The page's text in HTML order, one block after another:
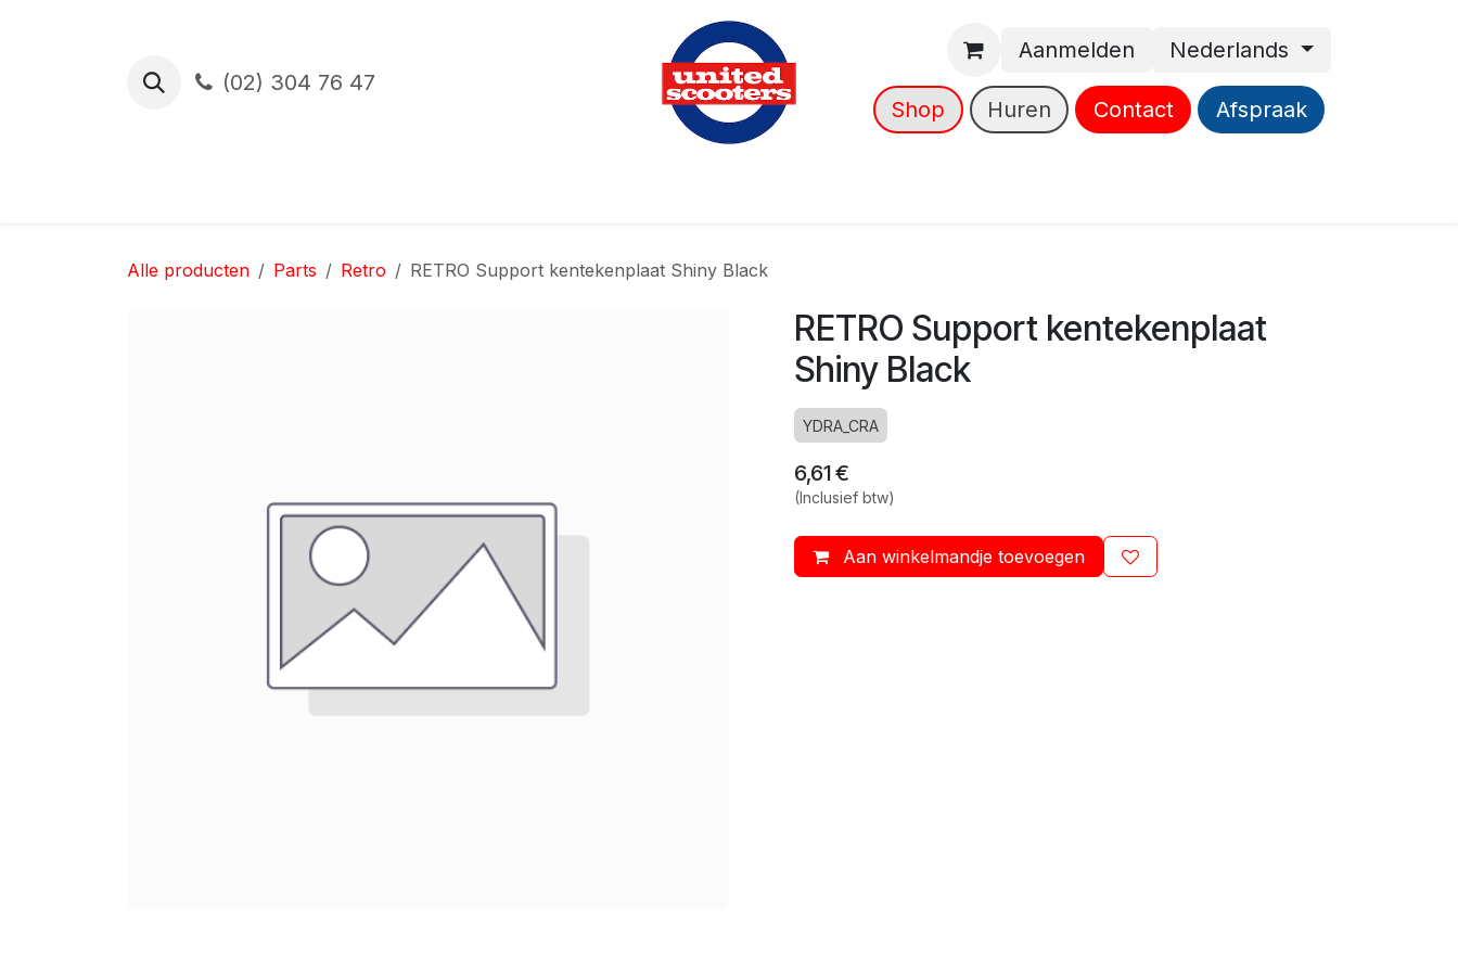
(02) 304 76 47
Aanmelden Nederlands
Shop Huren Contact Afspraak
Alle producten Parts Retro RETRO Support kentekenplaat Shiny Black
RETRO Support kentekenplaat
Shiny Black
YDRA_CRA
6,61€
(Inclusief btw)
Aan winkelmandje toevoegen